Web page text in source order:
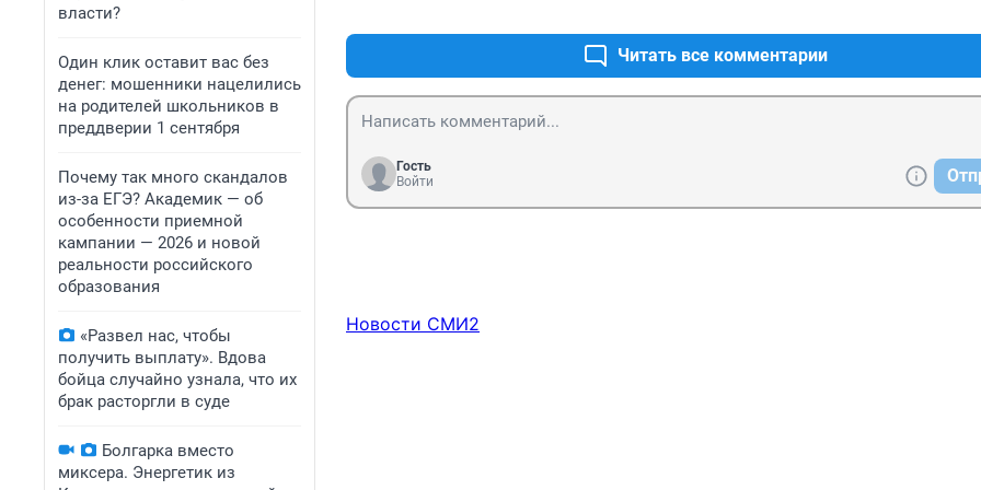
власти?
Один клик оставит вас без
денег: мошенники нацелились
на родителей школьников в
преддверии 1 сентября
Почему так много скандалов
из-за ЕГЭ? Академик — об
особенности приемной
кампании — 2026 и новой
реальности российского
образования
«Развел нас, чтобы
получить выплату». Вдова
бойца случайно узнала, что их
брак расторгли в суде
Болгарка вместо
миксера. Энергетик из
Читать все комментарии
Гость
Войти
Новости СМИ2